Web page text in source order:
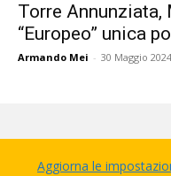
Torre Annunziata,
“Europeo” unica
Armando Mei - 30 Maggio 2024
Aggiorna le